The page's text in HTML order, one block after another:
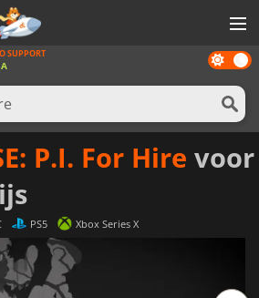
Dark
mode
SUPPORT
P.I. For Hire voor
PS5 Xbox Series X